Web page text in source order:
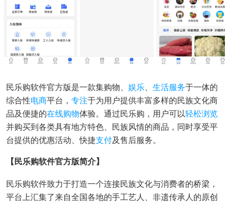
民乐购软件官方版是一款集购物、 娱乐 生活服务于一体的
综合性电商平台， 专注于为用户提供丰富多样的民族文化商
品及便捷的在线购物体验。通过民乐购，用户可以轻松浏览
并购买到各类具有地方特色、民族风情的商品，同时享受平
台提供的优惠活动、快捷支付及售后服务。
【民乐购软件官方版简介】
民乐购软件致力于打造一个连接民族文化与消费者的桥梁，
平台上汇集了来自全国各地的手工艺人、非遗传承人的原创